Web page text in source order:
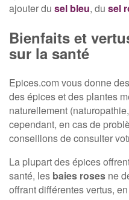
ajouter du sel bleu, du sel
Bienfaits et
sur la santé
Epices.com vous donne
des épices et des plantes
naturellement
cependant, en cas de
conseillons de consulter
La plupart des épices
santé, les baies roses ne
offrant différentes vertus,